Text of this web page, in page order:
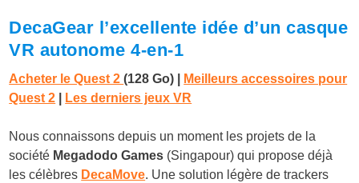
DecaGear l’excellente idée d’un casque
VR autonome 4-en-1
Acheter le Quest 2(128 Go)
Meilleurs accessoires pour
Quest 2
Les derniers jeux VR
Nous connaissons depuis un moment les projets de la
société Megadodo Games (Singapour) qui propose déjà
les célèbres DecaMove. Une solution légère de trackers